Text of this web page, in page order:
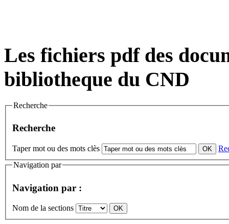
Les fichiers pdf des
bibliotheque du CND
Recherche
Recherche
Taper mot ou des mots clès
Navigation par
Navigation par :
Nom de la sections